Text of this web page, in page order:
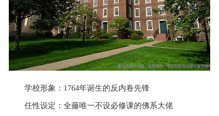
学校形象：1764年诞生的反内卷先锋
任性设定：全藤唯一不设必修课的佛系大佬